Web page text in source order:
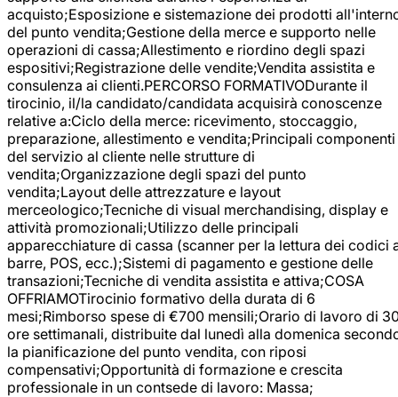
acquisto;Esposizione e sistemazione dei prodotti
del punto vendita;Gestione della merce e supporto nelle
operazioni di cassa;Allestimento e riordino degli spazi
espositivi;Registrazione delle vendite;Vendita assistita e
consulenza ai clienti.PERCORSO FORMATIVODurante il
tirocinio, il/la candidato/candidata acquisirà conoscenze
relative a:Ciclo della merce: ricevimento, stoccaggio,
preparazione, allestimento e vendita;Principali componenti
del servizio al cliente nelle strutture di
vendita;Organizzazione degli spazi del punto
vendita;Layout delle attrezzature e layout
merceologico;Tecniche di visual merchandising, display e
attività promozionali;Utilizzo delle principali
apparecchiature di cassa (scanner per la lettura dei codici
barre, POS, ecc.);Sistemi di pagamento e gestione delle
transazioni;Tecniche di vendita assistita e attiva;COSA
OFFRIAMOTirocinio formativo della durata di 6
mesi;Rimborso spese di €700 mensili;Orario di lavoro di
ore settimanali, distribuite dal lunedì alla domenica
la pianificazione del punto vendita, con riposi
compensativi;Opportunità di formazione e crescita
professionale in un contsede di lavoro: Massa;